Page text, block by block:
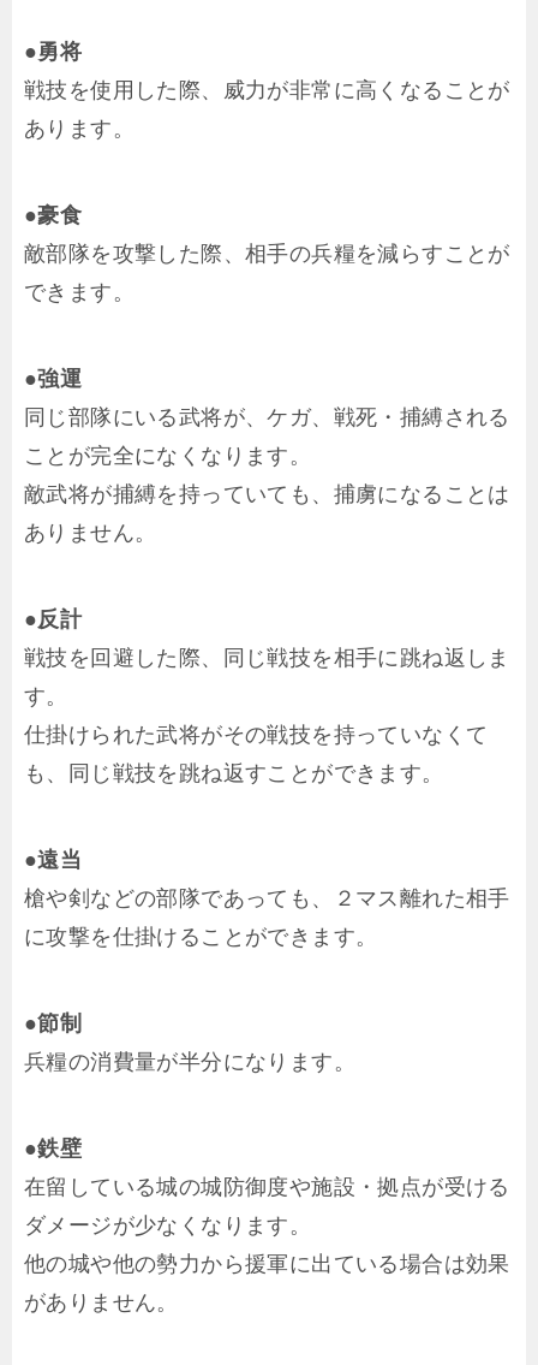
●勇将
戦技を使用した際、威力が非常に高くなることが
あります。
●豪食
敵部隊を攻撃した際、相手の兵糧を減らすことが
できます。
●強運
同じ部隊にいる武将が、ケガ、戦死・捕縛される
ことが完全になくなります。
敵武将が捕縛を持っていても、捕虜になることは
ありません。
●反計
戦技を回避した際、同じ戦技を相手に跳ね返しま
す。
仕掛けられた武将がその戦技を持っていなくて
も、同じ戦技を跳ね返すことができます。
●遠当
槍や剣などの部隊であっても、２マス離れた相手
に攻撃を仕掛けることができます。
●節制
兵糧の消費量が半分になります。
●鉄壁
在留している城の城防御度や施設・拠点が受ける
ダメージが少なくなります。
他の城や他の勢力から援軍に出ている場合は効果
がありません。